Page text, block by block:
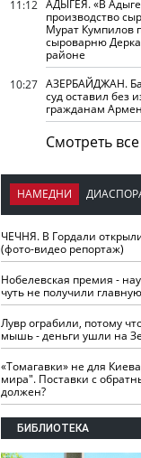
11:12 АДЫГЕЯ. «В
производство
Мурат Кумпилов
сыроварню
районе
10:27 АЗЕРБАЙДЖАН.
суд оставил без
гражданам
Смотреть
НАМЕДНИ
ЧЕЧНЯ. В Гордали
(фото-видео репортаж)
Нобелевская премия -
чуть не получили
Лувр ограбили, потому
мышь - деньги ушли на
«Томагавки» не для
мира". Поставки с
должен?
БИБЛИОТЕКА